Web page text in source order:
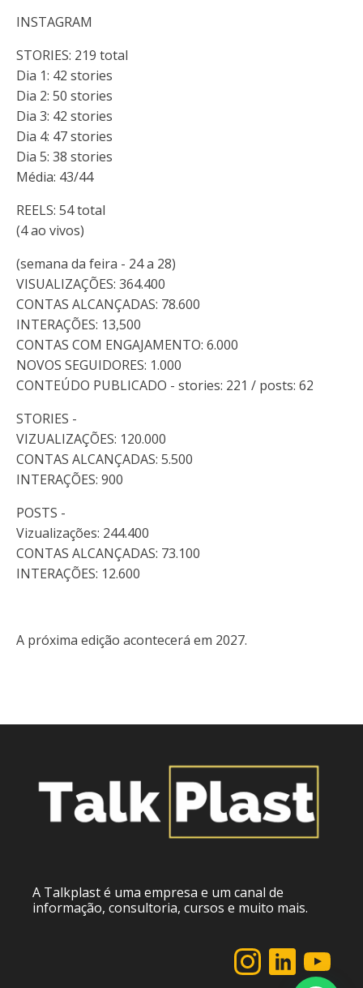
INSTAGRAM
STORIES: 219 total
Dia 1: 42 stories
Dia 2: 50 stories
Dia 3: 42 stories
Dia 4: 47 stories
Dia 5: 38 stories
Média: 43/44
REELS: 54 total
(4 ao vivos)
(semana da feira - 24 a 28)
VISUALIZAÇÕES: 364.400
CONTAS ALCANÇADAS: 78.600
INTERAÇÕES: 13,500
CONTAS COM ENGAJAMENTO: 6.000
NOVOS SEGUIDORES: 1.000
CONTEÚDO PUBLICADO - stories: 221 / posts: 62
STORIES -
VIZUALIZAÇÕES: 120.000
CONTAS ALCANÇADAS: 5.500
INTERAÇÕES: 900
POSTS -
Vizualizações: 244.400
CONTAS ALCANÇADAS: 73.100
INTERAÇÕES: 12.600
A próxima edição acontecerá em 2027.
A Talkplast é uma empresa e um canal de
informação, consultoria, cursos e muito mais.